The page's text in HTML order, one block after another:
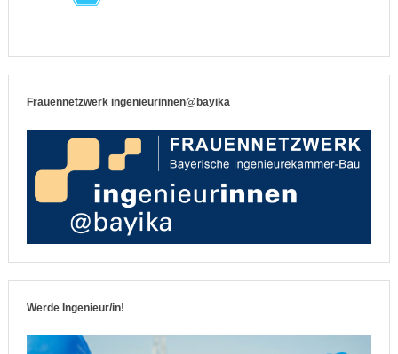
Frauennetzwerk ingenieurinnen@bayika
Werde Ingenieur/in!